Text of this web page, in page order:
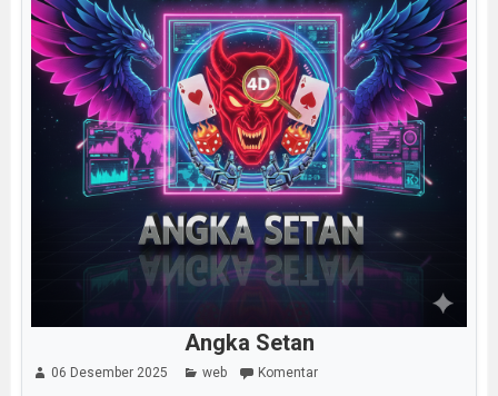
Angka Setan
06 Desember 2025 web Komentar